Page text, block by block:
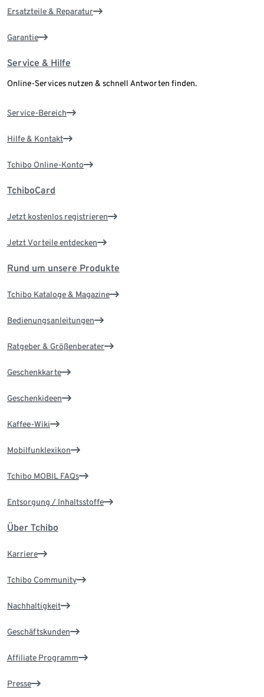
Ersatzteile & Reparatur
Garantie
Service & Hilfe
Online-Services nutzen & schnell Antworten finden.
Service-Bereich
Hilfe & Kontakt
Tchibo Online-Konto
TchiboCard
Jetzt kostenlos registrieren
Jetzt Vorteile entdecken
Rund um unsere Produkte
Tchibo Kataloge & Magazine
Bedienungsanleitungen
Ratgeber & Größenberater
Geschenkkarte
Geschenkideen
Kaffee-Wiki
Mobilfunklexikon
Tchibo MOBIL FAQs
Entsorgung / Inhaltsstoffe
Über Tchibo
Karriere
Tchibo Community
Nachhaltigkeit
Geschäftskunden
Affiliate Programm
Presse